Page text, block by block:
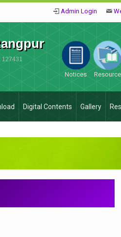
127431
Admin Login
Digital Contents Gallery
Notices Resource